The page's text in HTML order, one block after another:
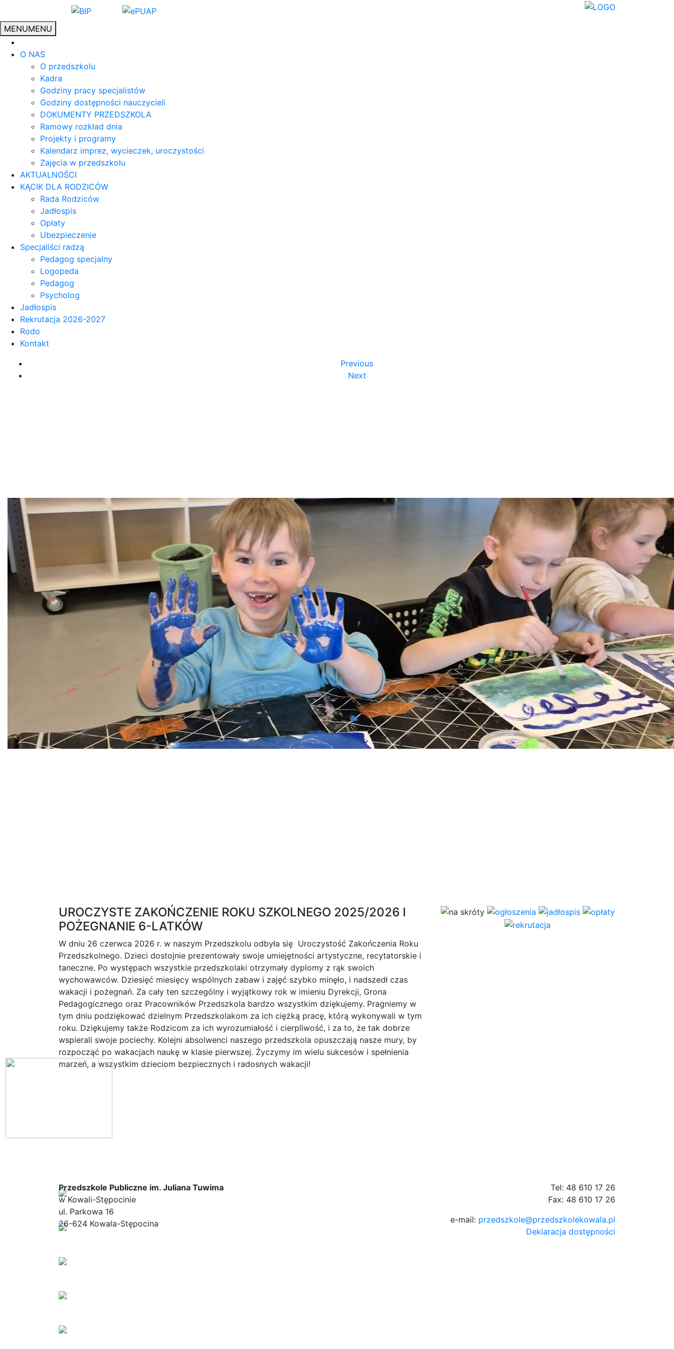
MENUMENU
O NAS
O przedszkolu
Kadra
Godziny pracy specjalistów
Godziny dostępności nauczycieli
DOKUMENTY PRZEDSZKOLA
Ramowy rozkład dnia
Projekty i programy
Kalendarz imprez, wycieczek, uroczystości
Zajęcia w przedszkolu
AKTUALNOŚCI
KĄCIK DLA RODZICÓW
Rada Rodziców
Jadłospis
Opłaty
Ubezpieczenie
Specjaliści radzą
Pedagog specjalny
Logopeda
Pedagog
Psycholog
Jadłospis
Rekrutacja 2026-2027
Rodo
Kontakt
Previous
Next
UROCZYSTE ZAKOŃCZENIE ROKU SZKOLNEGO 2025/2026 I
POŻEGNANIE 6-LATKÓW
W dniu 26 czerwca 2026 r. w naszym Przedszkolu odbyła się Uroczystość Zakończenia Roku
Przedszkolnego. Dzieci dostojnie prezentowały swoje umiejętności artystyczne, recytatorskie i
taneczne. Po występach wszystkie przedszkolaki otrzymały dyplomy z rąk swoich
wychowawców. Dziesięć miesięcy wspólnych zabaw i zajęć szybko minęło, i nadszedł czas
wakacji i pożegnań. Za cały ten szczególny i wyjątkowy rok w imieniu Dyrekcji, Grona
Pedagogicznego oraz Pracowników Przedszkola bardzo wszystkim dziękujemy. Pragniemy w
tym dniu podziękować dzielnym Przedszkolakom za ich ciężką pracę, którą wykonywali w tym
roku. Dziękujemy także Rodzicom za ich wyrozumiałość i cierpliwość, i za to, że tak dobrze
wspierali swoje pociechy. Kolejni absolwenci naszego przedszkola opuszczają nasze mury, by
rozpocząć po wakacjach naukę w klasie pierwszej. Życzymy im wielu sukcesów i spełnienia
marzeń, a wszystkim dzieciom bezpiecznych i radosnych wakacji!
Przedszkole Publiczne im. Juliana Tuwima
w Kowali-Stępocinie
ul. Parkowa 16
26-624 Kowala-Stępocina
Tel: 48 610 17 26
Fax: 48 610 17 26
e-mail: przedszkole@przedszkolekowala.pl
Deklaracja dostępności